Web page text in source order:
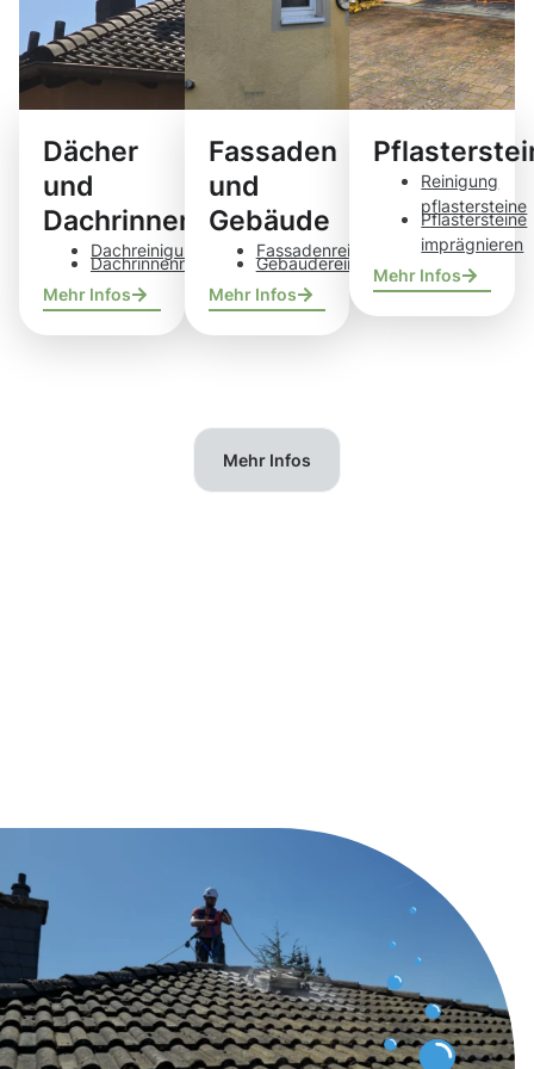
Dächer
und
Dachrinnen
Dachreinigung
Dachrinnenreinigung
Mehr Infos
Fassaden
und
Gebäude
Fassadenreinigung
Gebäudereinigung
Mehr Infos
Reinigung
pflastersteine
Pflastersteine
imprägnieren
Mehr Infos
Mehr Infos